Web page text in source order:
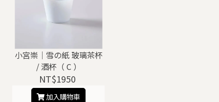
小宮崇｜雪の紙 玻璃茶杯
/ 酒杯（ C ）
NT$1950
加入購物車